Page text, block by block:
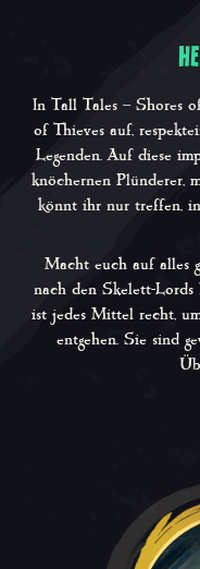
In Tall Tales – Shores
of Thieves auf,
Legenden. Auf diese
knöchernen Plünderer,
könnt ihr nur treffen,
Macht euch auf alles
nach den Skelett-Lords
ist jedes Mittel recht,
entgehen. Sie sind